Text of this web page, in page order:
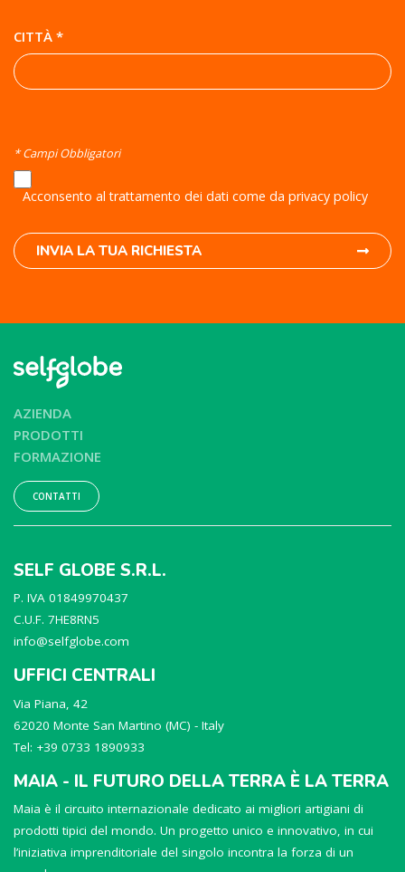
CITTÀ *
* Campi Obbligatori
Acconsento al trattamento dei dati come da privacy policy
INVIA LA TUA RICHIESTA
AZIENDA
PRODOTTI
FORMAZIONE
CONTATTI
SELF GLOBE S.R.L.
P. IVA 01849970437
C.U.F. 7HE8RN5
info@selfglobe.com
UFFICI CENTRALI
Via Piana, 42
62020 Monte San Martino (MC) - Italy
Tel: +39 0733 1890933
MAIA - IL FUTURO DELLA TERRA È LA TERRA
Maia è il circuito internazionale dedicato ai migliori artigiani di
prodotti tipici del mondo. Un progetto unico e innovativo, in cui
l’iniziativa imprenditoriale del singolo incontra la forza di un